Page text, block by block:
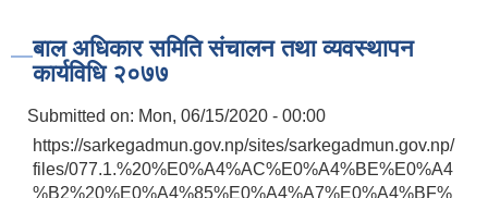
बाल अधिकार समिति संचालन तथा व्यवस्थापन
कार्यविधि २०७७
Submitted on: Mon, 06/15/2020 - 00:00
https://sarkegadmun.gov.np/sites/sarkegadmun.gov.np/
files/077.1.%20%E0%A4%AC%E0%A4%BE%E0%A4
%B2%20%E0%A4%85%E0%A4%A7%E0%A4%BF%